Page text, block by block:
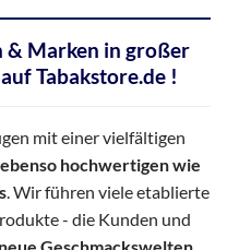
& Marken in großer
Tabakstore.de !
mit einer vielfältigen
hochwertigen wie
. Wir führen viele etablierte
- die Kunden und
Geschmackswelten